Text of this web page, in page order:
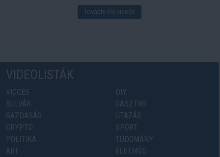
További élő videók
VIDEOLISTÁK
VICCES
BULVÁR
GAZDASÁG
CRYPTO
POLITIKA
ART
DIY
GASZTRO
UTAZÁS
SPORT
TUDOMÁNY
ÉLETMÓD